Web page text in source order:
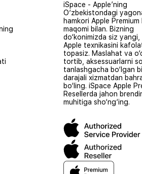
iSpace - Apple’ning
O‘zbekistondagi
hamkori Apple Premium
maqomi bilan. Bizning
do‘konimizda siz yangi,
Apple texnikasini
topasiz. Maslahat va
tortib, aksessuarlarni
tanlashgacha bo‘lgan
darajali xizmatdan
bo‘ling. iSpace Apple
Resellerda jahon
muhitiga sho‘ng‘ing.